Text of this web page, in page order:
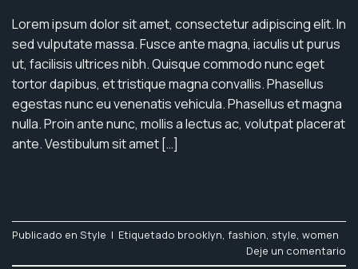
Lorem ipsum dolor sit amet, consectetur adipiscing elit. In
sed vulputate massa. Fusce ante magna, iaculis ut purus
ut, facilisis ultrices nibh. Quisque commodo nunc eget
tortor dapibus, et tristique magna convallis. Phasellus
egestas nunc eu venenatis vehicula. Phasellus et magna
nulla. Proin ante nunc, mollis a lectus ac, volutpat placerat
ante. Vestibulum sit amet […]
Publicado en Style | Etiquetado brooklyn, fashion, style, women
Deje un comentario